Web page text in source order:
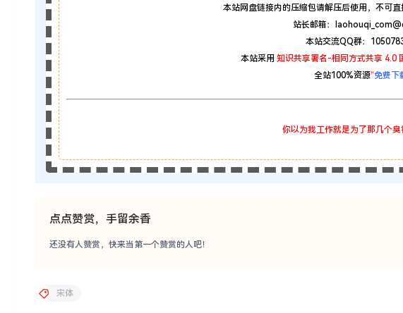
本站网盘链接内的压缩包请解压后使用，不可直
站长邮箱：
本站交流QQ群：
本站采用 知识共享署名-相同方式共享 4.0
全站100%资源“免费下
你以为我工作就是为了那几个臭
点点赞赏，手留余香
还没有人赞赏，快来当第一个赞赏的人吧！
宋体